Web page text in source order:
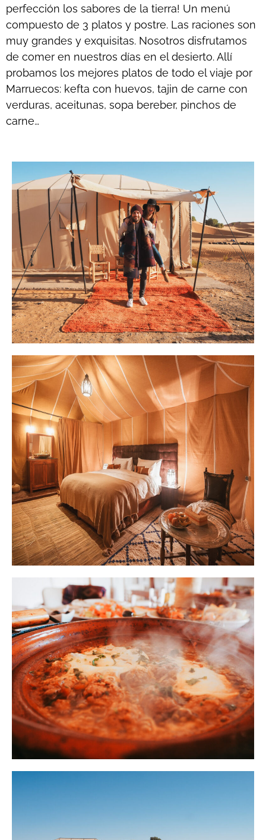
perfección los sabores de la tierra! Un menú
compuesto de 3 platos y postre. Las raciones son
muy grandes y exquisitas. Nosotros disfrutamos
de comer en nuestros días en el desierto. Allí
probamos los mejores platos de todo el viaje por
Marruecos: kefta con huevos, tajin de carne con
verduras, aceitunas, sopa bereber, pinchos de
carne…